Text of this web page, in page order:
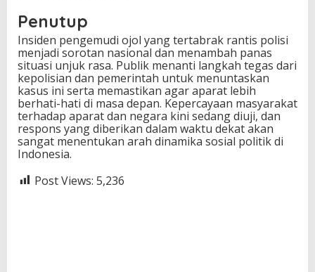
Penutup
Insiden pengemudi ojol yang tertabrak rantis polisi
menjadi sorotan nasional dan menambah panas
situasi unjuk rasa. Publik menanti langkah tegas dari
kepolisian dan pemerintah untuk menuntaskan
kasus ini serta memastikan agar aparat lebih
berhati-hati di masa depan. Kepercayaan masyarakat
terhadap aparat dan negara kini sedang diuji, dan
respons yang diberikan dalam waktu dekat akan
sangat menentukan arah dinamika sosial politik di
Indonesia.
Post Views: 5,236